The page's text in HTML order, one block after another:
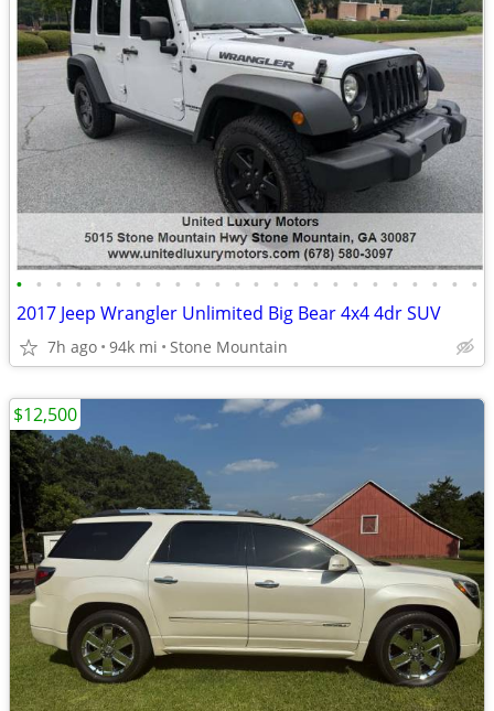
• • • • • • • • • • • • • • • • • • • • • • • •
2017 Jeep Wrangler Unlimited Big Bear 4x4 4dr SUV
7h ago 94k mi Stone Mountain
$12,500